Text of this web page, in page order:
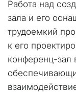
Работа над
зала и его
трудоемкий
к его
конференц-зал